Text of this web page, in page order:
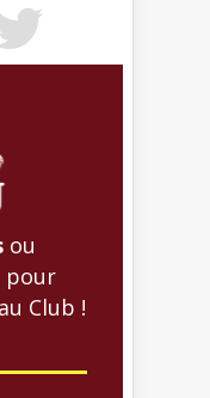
ou
pour
Club !